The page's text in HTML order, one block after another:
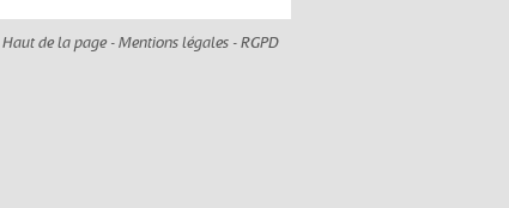
Haut de la page-Mentions légales -RGPD